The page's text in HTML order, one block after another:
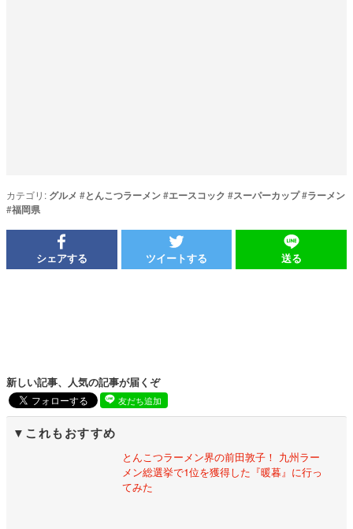
カテゴリ: グルメ #とんこつラーメン#エースコック #スーパーカップ#ラーメン
#福岡県
シェアする ツイートする 送る
新しい記事、人気の記事が届くぞ
友だち追加
これもおすすめ
とんこつラーメン界の前田敦子！ 九州ラー
メン総選挙で1位を獲得した『暖暮』に行っ
てみた